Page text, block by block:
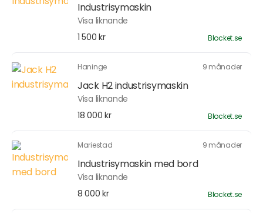
Industrisymaskin
Visa liknande
1 500 kr
Blocket.se
Haninge 9 månader
Jack H2 industrisymaskin
Visa liknande
18 000 kr
Blocket.se
Mariestad 9 månader
Industrisymaskin med bord
Visa liknande
8 000 kr
Blocket.se